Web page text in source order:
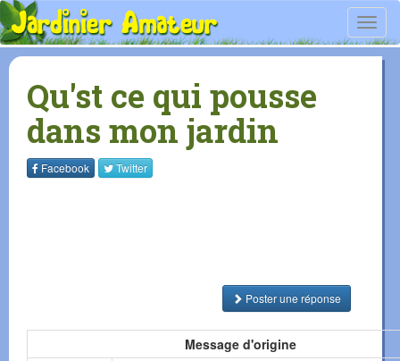
Qu'st ce qui pousse
dans mon jardin
Facebook Twitter
Poster une réponse
Message d'origine